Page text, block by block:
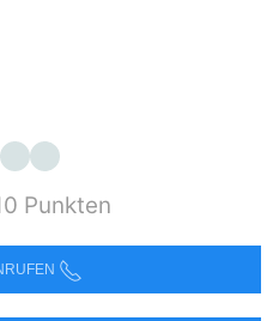
Punkten